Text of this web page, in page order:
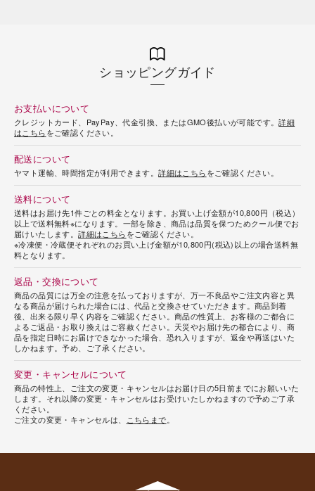
ショッピングガイド
お支払いについて
クレジットカード、PayPay、代金引換、またはGMO後払いが可能です。詳細
はこちらをご確認ください。
配送について
ヤマト運輸、時間指定が利用できます。詳細はこちらをご確認ください。
送料について
送料はお届け先1件ごとの料金となります。お買い上げ金額が10,800円（税込）
以上で送料無料※になります。一部を除き、商品は品質を保つためクール便でお
届けいたします。詳細はこちらをご確認ください。
※冷凍便・冷蔵便それぞれのお買い上げ金額が10,800円(税込)以上の場合送料無
料となります。
返品・交換について
商品の品質には万全の注意を払っておりますが、万一不良品やご注文内容と異
なる商品が届けられた場合には、代品と交換させていただきます。商品到着
後、出来る限り早く内容をご確認ください。商品の性質上、お客様のご都合に
よるご返品・お取り換えはご容赦ください。天災やお届け先の都合により、商
品を指定日時にお届けできなかった場合、恐れ入りますが、返金や再送はいた
しかねます。予め、ご了承ください。
変更・キャンセルについて
商品の特性上、ご注文の変更・キャンセルはお届け日の5日前までにお願いいた
します。それ以降の変更・キャンセルはお受けいたしかねますので予めご了承
ください。
ご注文の変更・キャンセルは、
こちらまで